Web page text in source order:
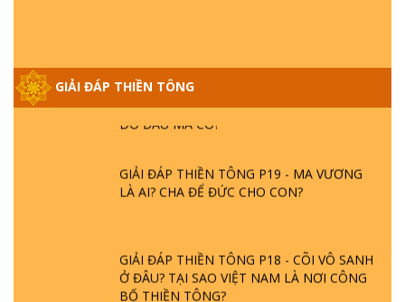
GIẢI ĐÁP THIỀN TÔNG
GIẢI ĐÁP THIỀN TÔNG ĐẶC BIỆT PHẦN 20
GIẢI ĐÁP THIỀN TÔNG P19 - MA VƯƠNG
LÀ AI? CHA ĐỂ ĐỨC CHO CON?
GIẢI ĐÁP THIỀN TÔNG P18 - CÕI VÔ SANH
Ở ĐÂU? TẠI SAO VIỆT NAM LÀ NƠI CÔNG
BỐ THIỀN TÔNG?